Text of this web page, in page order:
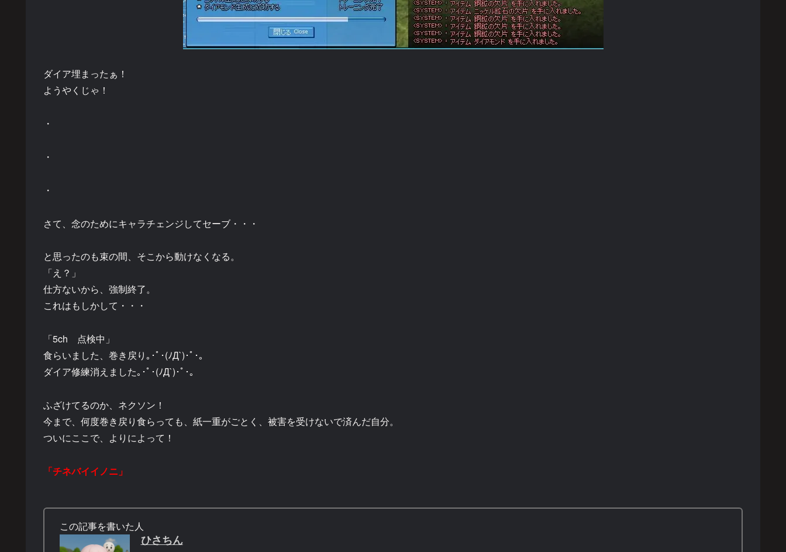
ダイア埋まったぁ！
ようやくじゃ！
・
・
・
さて、念のためにキャラチェンジしてセーブ・・・
と思ったのも束の間、そこから動けなくなる。
「え？」
仕方ないから、強制終了。
これはもしかして・・・
「5ch 点検中」
食らいました、巻き戻り｡･ﾟ･(ﾉД`)･ﾟ･｡
ダイア修練消えました｡･ﾟ･(ﾉД`)･ﾟ･｡
ふざけてるのか、ネクソン！
今まで、何度巻き戻り食らっても、紙一重がごとく、被害を受けないで済んだ自分。
ついにここで、よりによって！
「チネバイイノニ」
この記事を書いた人
ひさちん